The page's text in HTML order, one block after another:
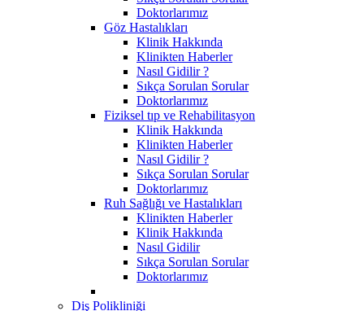
Doktorlarımız
Göz Hastalıkları
Klinik Hakkında
Klinikten Haberler
Nasıl Gidilir ?
Sıkça Sorulan Sorular
Doktorlarımız
Fiziksel tıp ve Rehabilitasyon
Klinik Hakkında
Klinikten Haberler
Nasıl Gidilir ?
Sıkça Sorulan Sorular
Doktorlarımız
Ruh Sağlığı ve Hastalıkları
Klinikten Haberler
Klinik Hakkında
Nasıl Gidilir
Sıkça Sorulan Sorular
Doktorlarımız
Diş Polikliniği